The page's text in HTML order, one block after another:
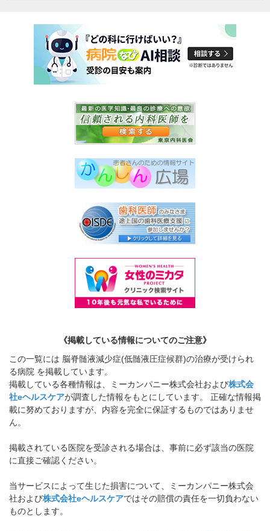
《掲載している情報についてのご注意》
この一覧には 脳脊髄液減少症(低髄液圧症候群)の治療が受けられ
る病院 を掲載しています。
掲載している各種情報は、ミーカンパニー株式会社および株式会
社eヘルスケアが調査した情報をもとにしています。 正確な情報掲
載に努めておりますが、内容を完全に保証するものではありませ
ん。
掲載されている医院を受診される場合は、事前に必ず該当の医院
に直接ご確認ください。
当サービスによって生じた損害について、ミーカンパニー株式会
社および株式会社eヘルスケアではその賠償の責任を一切負わない
ものとします。